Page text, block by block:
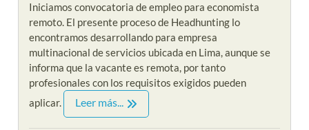
Iniciamos convocatoria de empleo para economista
remoto. El presente proceso de Headhunting lo
encontramos desarrollando para empresa
multinacional de servicios ubicada en Lima, aunque se
informa que la vacante es remota, por tanto
profesionales con los requisitos exigidos pueden
aplicar.
Leer más...